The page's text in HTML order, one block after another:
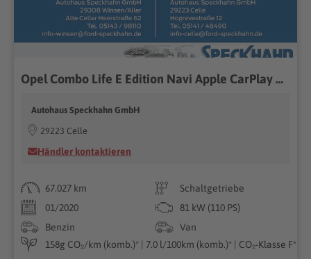
Opel Combo Life E Edition Navi Apple CarPlay Android Auto Mehrzonenklima Musikstreaming DAB
Autohaus Speckhahn GmbH
29223 Celle
Händler kontaktieren
67.027 km
Schaltgetriebe
01/2020
81 kW (110 PS)
Benzin
Van
158g CO₂/km (komb.)* | 7.0 l/100km (komb.)* | CO₂-Klasse F*